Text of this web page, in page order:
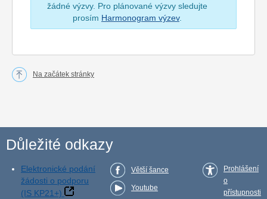
žádné výzvy. Pro plánované výzvy sledujte
prosím Harmonogram výzev.
Na začátek stránky
Důležité odkazy
Elektronické podání
žádosti o podporu
(IS KP21+)
Větší šance
Youtube
Prohlášení
o
přístupnosti